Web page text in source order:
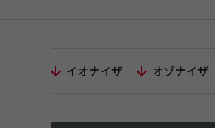
イオナイザ オゾナイザ